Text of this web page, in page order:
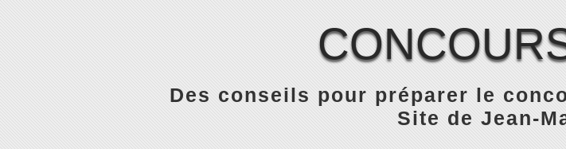
Des conseils pour préparer le
Site de Jean-